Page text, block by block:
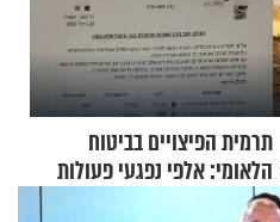
תרמית הפיצויים בביטוח
הלאומי: אלפי נפגעי פעולות
איבה קיבלו כספים במירמה